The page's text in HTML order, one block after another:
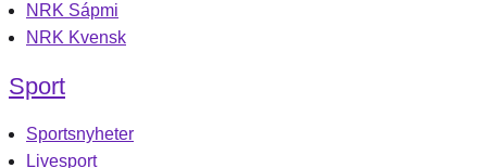
NRK Sápmi
NRK Kvensk
Sport
Sportsnyheter
Livesport